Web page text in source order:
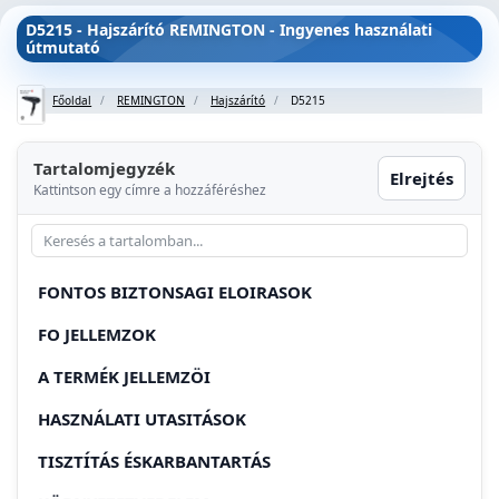
D5215 - Hajszárító REMINGTON - Ingyenes használati
útmutató
Főoldal REMINGTON Hajszárító D5215
Tartalomjegyzék
Kattintson egy címre a hozzáféréshez
Elrejtés
FONTOS BIZTONSAGI ELOIRASOK
FO JELLEMZOK
A TERMÉK JELLEMZÖI
HASZNÁLATI UTASITÁSOK
TISZTÍTÁS ÉSKARBANTARTÁS